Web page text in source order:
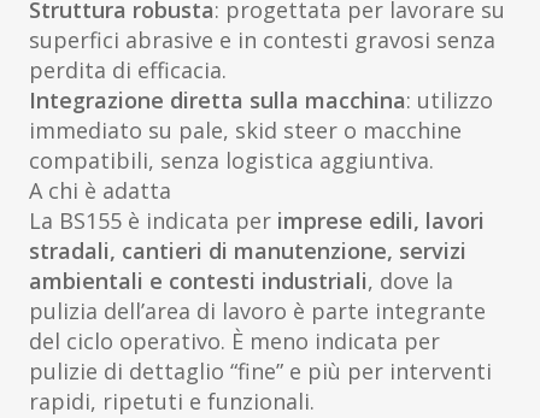
Struttura robusta: progettata per lavorare su
superfici abrasive e in contesti gravosi senza
perdita di efficacia.
Integrazione diretta sulla macchina: utilizzo
immediato su pale, skid steer o macchine
compatibili, senza logistica aggiuntiva.
A chi è adatta
La BS155 è indicata per imprese edili, lavori
stradali, cantieri di manutenzione, servizi
ambientali e contesti industriali, dove la
pulizia dell’area di lavoro è parte integrante
del ciclo operativo. È meno indicata per
pulizie di dettaglio “fine” e più per interventi
rapidi, ripetuti e funzionali.